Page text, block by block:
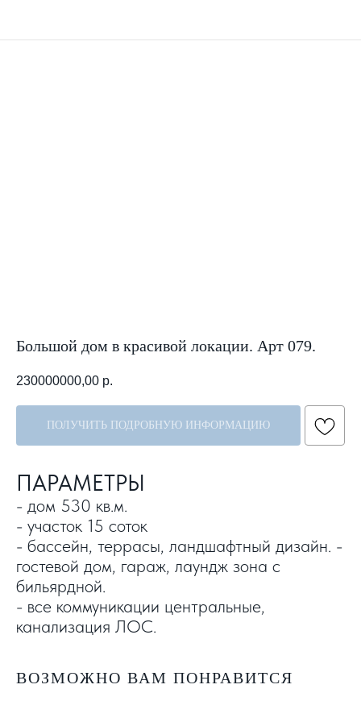
Большой дом в красивой локации. Арт 079.
230000000,00 р.
ПОЛУЧИТЬ ПОДРОБНУЮ ИНФОРМАЦИЮ
ПАРАМЕТРЫ
- дом 530 кв.м.
- участок 15 соток
- бассейн, террасы, ландшафтный дизайн. -
гостевой дом, гараж, лаундж зона с
бильярдной.
- все коммуникации центральные,
канализация ЛОС.
ВОЗМОЖНО ВАМ ПОНРАВИТСЯ